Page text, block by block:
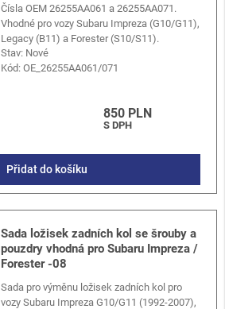
Čísla OEM 26255AA061 a 26255AA071.
Vhodné pro vozy Subaru Impreza (G10/G11),
Legacy (B11) a Forester (S10/S11).
Stav: Nové
Kód:OE_26255AA061/071
850 PLN
S DPH
Přidat do košíku
Sada ložisek zadních kol se šrouby a
pouzdry vhodná pro Subaru Impreza /
Forester -08
Sada pro výměnu ložisek zadních kol pro
vozy Subaru Impreza G10/G11 (1992-2007),